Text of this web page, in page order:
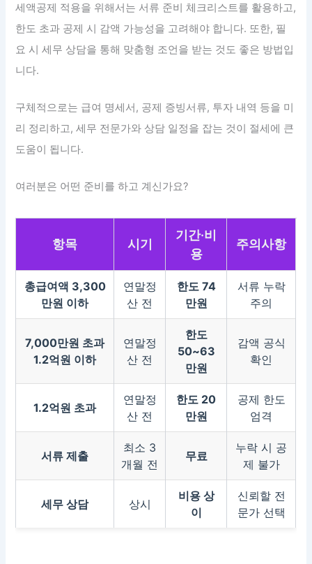
세액공제 적용을 위해서는 서류 준비 체크리스트를 활용하고,
한도 초과 공제 시 감액 가능성을 고려해야 합니다. 또한, 필
요 시 세무 상담을 통해 맞춤형 조언을 받는 것도 좋은 방법입
니다.
구체적으로는 급여 명세서, 공제 증빙서류, 투자 내역 등을 미
리 정리하고, 세무 전문가와 상담 일정을 잡는 것이 절세에 큰
도움이 됩니다.
여러분은 어떤 준비를 하고 계신가요?
항목 시기
기간·비
용
주의사항
총급여액 3,300
만원 이하
연말정
산 전
한도 74
만원
서류 누락
주의
7,000만원 초과
1.2억원 이하
연말정
산 전
한도
50~63
만원
감액 공식
확인
1.2억원 초과
연말정
산 전
한도 20
만원
공제 한도
엄격
서류 제출
최소 3
개월 전
무료
누락 시 공
제 불가
세무 상담 상시
비용 상
이
신뢰할 전
문가 선택